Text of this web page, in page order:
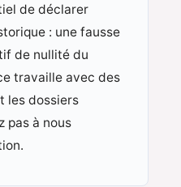
de déclarer
: une fausse
de nullité du
travaille avec des
les dossiers
pas à nous